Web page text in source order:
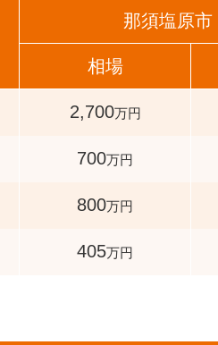
那須塩原市
相場
2,700万円
700万円
800万円
405万円